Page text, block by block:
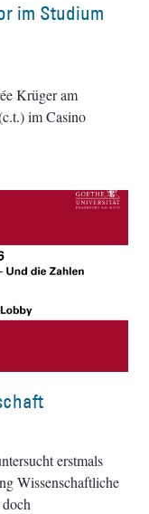
im Studium
Krüger am
im Casino
erstmals
Wissenschaftliche